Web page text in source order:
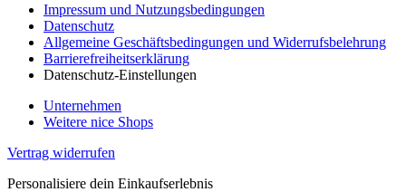
Impressum und Nutzungsbedingungen
Datenschutz
Allgemeine Geschäftsbedingungen und Widerrufsbelehrung
Barrierefreiheitserklärung
Datenschutz-Einstellungen
Unternehmen
Weitere nice Shops
Vertrag widerrufen
Personalisiere dein Einkaufserlebnis